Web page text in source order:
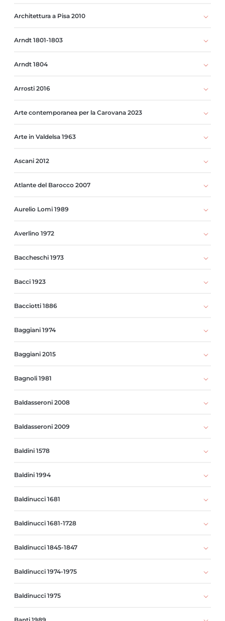
Architettura a Pisa 2010
Arndt 1801-1803
Arndt 1804
Arrosti 2016
Arte contemporanea per la Carovana 2023
Arte in Valdelsa 1963
Ascani 2012
Atlante del Barocco 2007
Aurelio Lomi 1989
Averlino 1972
Baccheschi 1973
Bacci 1923
Bacciotti 1886
Baggiani 1974
Baggiani 2015
Bagnoli 1981
Baldasseroni 2008
Baldasseroni 2009
Baldini 1578
Baldini 1994
Baldinucci 1681
Baldinucci 1681-1728
Baldinucci 1845-1847
Baldinucci 1974-1975
Baldinucci 1975